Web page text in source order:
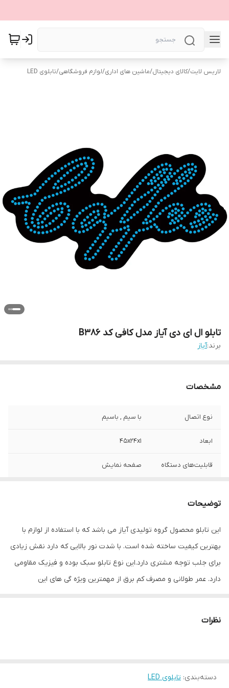
لاریس لایت/کالای دیجیتال/ماشین های اداری/لوازم فروشگاهی/تابلوی LED
تابلو ال ای دی آیاز مدل کافی کد B386
برند:آیاز
مشخصات
نوع اتصال با سیم , باسیم
ابعاد 45x24x1
قابلیت‌های دستگاه صفحه نمایش
توضیحات
این تابلو محصول گروه تولیدی آیاز می باشد که با استفاده از لوازم با
بهترین کیفیت ساخته شده است. با شدت نور بالایی که دارد نقش زیادی
برای جلب توجه مشتری دارد.این نوع تابلو سبک بوده و فیزیک مقاومی
دارد. عمر طولانی و مصرف کم برق از مهمترین ویژه گی های این
تابلو می تواند در هر موقعیتی که لازم باشد آویز شود و یا تکیه داده
باشیم. با شدت نور بالا این تابلو روز دید است و بر خلاف نمونه های دیگر
نظرات
دسته‌بندی: تابلوی LED